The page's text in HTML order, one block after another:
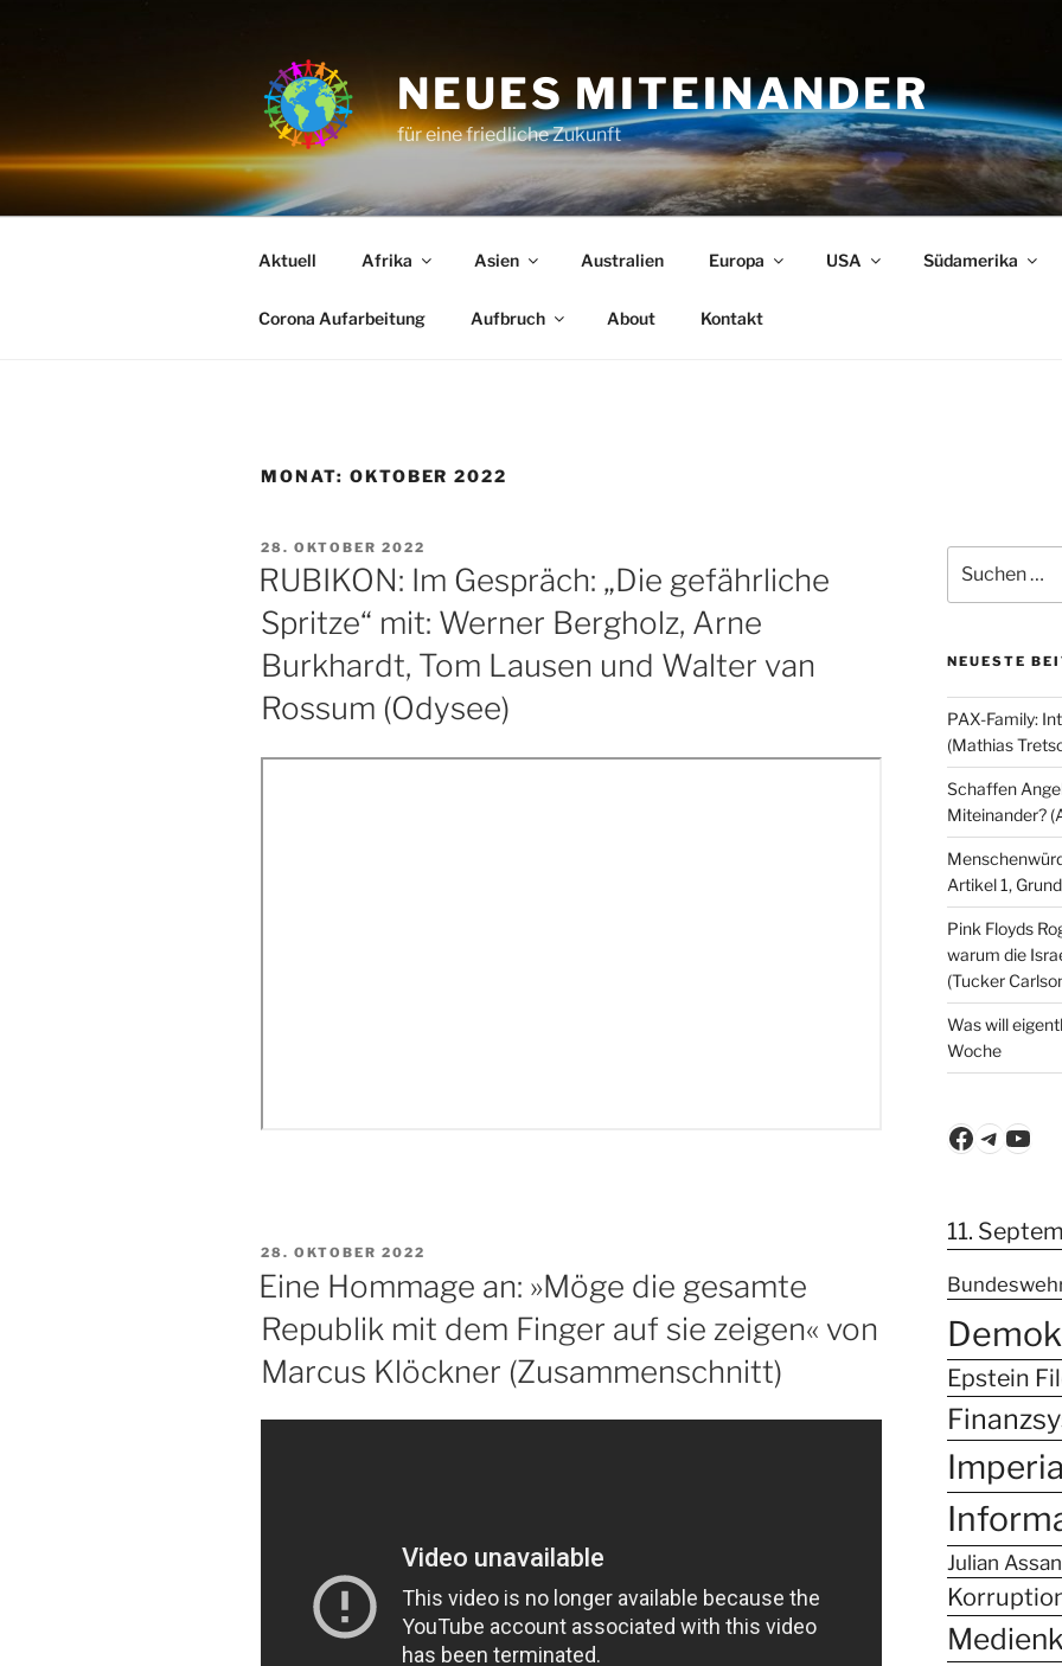
NEUES MITEINANDER
für eine friedliche Zukunft
Aktuell Afrika Asien Australien Europa USA Südamerika
Corona Aufarbeitung Aufbruch About Kontakt
MONAT: OKTOBER 2022
VERÖFFENTLICHT
AM
28. OKTOBER 2022
RUBIKON: Im Gespräch: „Die gefährliche
Spritze“ mit: Werner Bergholz, Arne
Burkhardt, Tom Lausen und Walter van
Rossum (Odysee)
VERÖFFENTLICHT
28. OKTOBER 2022
Eine Hommage an: »Möge die gesamte
Republik mit dem Finger auf sie zeigen« von
Marcus Klöckner (Zusammenschnitt)
nach:
NEUESTE
PAX-Family:
(Mathias
Schaffen
Miteinander?
Artikel 1,
Pink Floyds
warum die
(Tucker
Was will
Woche
Facebook
11.
Epstein
Julian